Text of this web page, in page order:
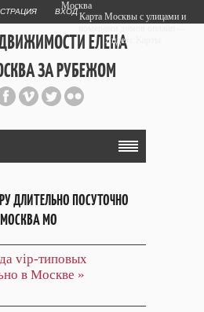
ВХОД
ЕЛЕНА
ЗА РУБЕЖОМ
эксперта автора
+7 903 708 1884
ДЛИТЕЛЬНО ПОСУТОЧНО
МОСКВА МО
vip-типовых
в Москве »
Москва
Карта Москвы с улицами и
Яндекс.Карты